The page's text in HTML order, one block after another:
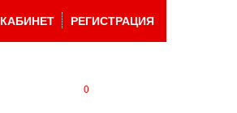
КАБИНЕТ РЕГИСТРАЦИЯ
0